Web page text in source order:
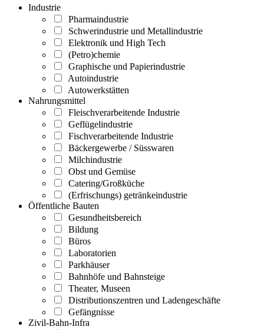
Industrie
Pharmaindustrie
Schwerindustrie und Metallindustrie
Elektronik und High Tech
(Petro)chemie
Graphische und Papierindustrie
Autoindustrie
Autowerkstätten
Nahrungsmittel
Fleischverarbeitende Industrie
Geflügelindustrie
Fischverarbeitende Industrie
Bäckergewerbe / Süsswaren
Milchindustrie
Obst und Gemüse
Catering/Großküche
(Erfrischungs) getränkeindustrie
Öffentliche Bauten
Gesundheitsbereich
Bildung
Büros
Laboratorien
Parkhäuser
Bahnhöfe und Bahnsteige
Theater, Museen
Distributionszentren und Ladengeschäfte
Gefängnisse
Zivil-Bahn-Infra